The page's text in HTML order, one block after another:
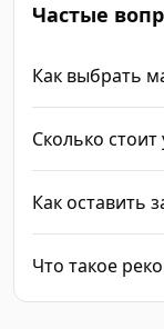
Частые
Как выбрать
Сколько
Как оставить
Что такое